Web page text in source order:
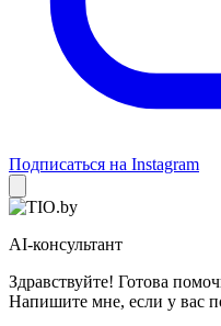
Подписаться на Instagram
AI-консультант
Здравствуйте! Готова
Напишите мне, если у вас